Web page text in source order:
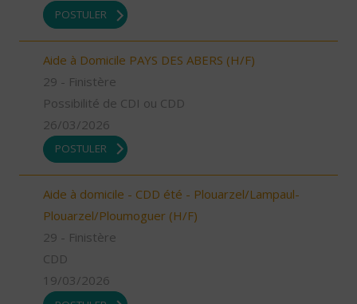
POSTULER
Aide à Domicile PAYS DES ABERS (H/F)
29 - Finistère
Possibilité de CDI ou CDD
26/03/2026
POSTULER
Aide à domicile - CDD été - Plouarzel/Lampaul-
Plouarzel/Ploumoguer (H/F)
29 - Finistère
CDD
19/03/2026